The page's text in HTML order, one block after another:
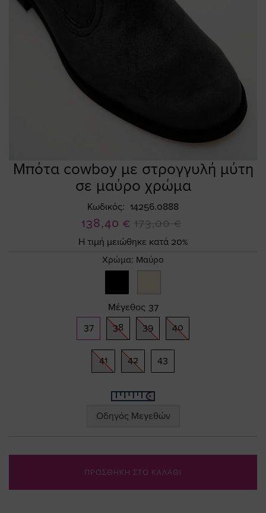
Μπότα cowboy με στρογγυλή μύτη
σε μαύρο χρώμα
Κωδικός 14256.0888
Ειδική
Τιμή
138,40 € 173,00 €
Η τιμή μειώθηκε κατά 20%
Χρώμα: Μαύρο
Μέγεθος 37
37
38 39 40
41 42 43
Οδηγός Μεγεθών
ΠΡΟΣΘΗΚΗ ΣΤΟ ΚΑΛΑΘΙ
Skip